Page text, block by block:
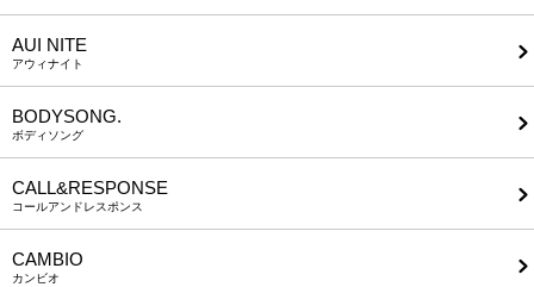
AUI NITE
アウィナイト
BODYSONG.
ボディソング
CALL&RESPONSE
コールアンドレスポンス
CAMBIO
カンビオ